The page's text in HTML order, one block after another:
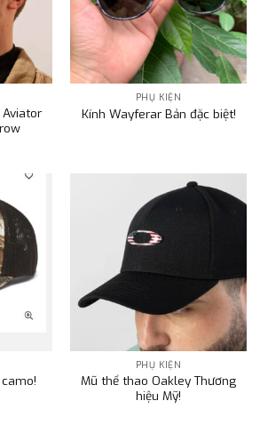
PHỤ KIỆN
Kính Wayferar Bản đặc biệt!
PHỤ KIỆN
Mũ thể thao Oakley Thương
hiệu Mỹ!